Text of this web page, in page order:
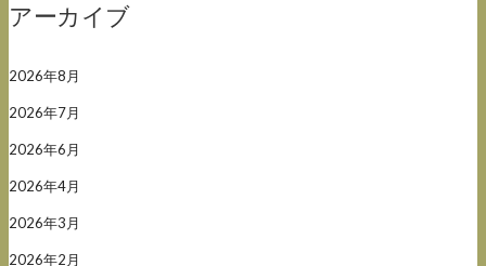
アーカイブ
2026年8月
2026年7月
2026年6月
2026年4月
2026年3月
2026年2月